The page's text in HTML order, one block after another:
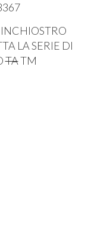
INCHIOSTRO
LASERIE DI
TATM